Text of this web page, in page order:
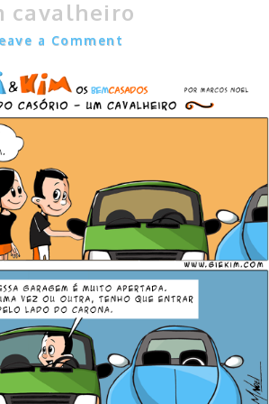
cavalheiro
a Comment